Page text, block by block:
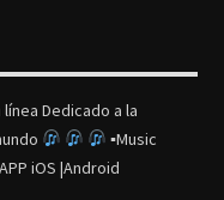
Dedicado a la
▪Music
iOS |Android